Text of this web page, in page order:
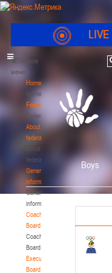
LIVE
Главное
меню
Home
Home
Federation
Federation
About
federation
About
federation
General
information
General
information
Coaching
Board
Coaching
Board
Executive
Board
Boys